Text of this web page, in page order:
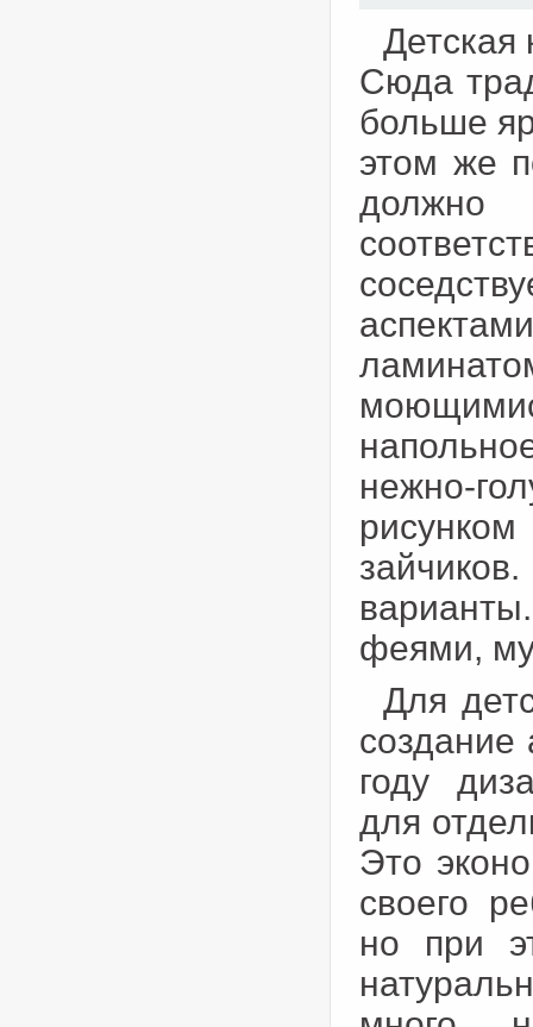
Детская
Сюда
больше
этом же
должно
нежно-
феями,
Для
году
для
Это
своего
но при